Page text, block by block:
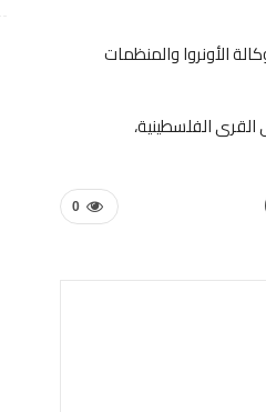
الأونروا والمنظمات
الفلسطينية،
0